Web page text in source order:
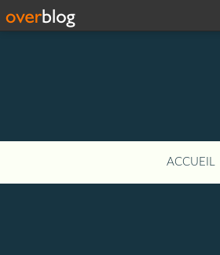
ACCUEIL